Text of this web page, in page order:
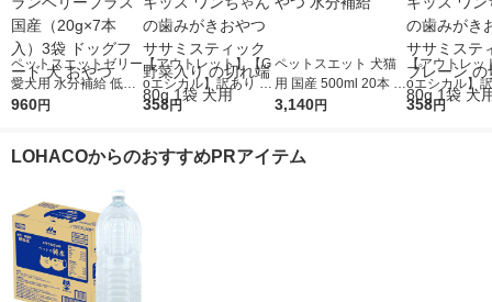
ペットスエットゼリー
愛犬用 水分補給 低カ
ロリー クランベリー
ド 犬 おやつ
960円
【アウトレット】【G
oエシカル】訳あり ペ
ットキッス ワンちゃ
菜入り の切れ端 80g
358円
ペットスエット 犬猫
用 国産 500ml 20本 犬
用 猫用 おやつ 水分補
3,140円
【アウトレッ
oエシカル】
ットキッス ワ
358円
LOHACOからのおすすめPRアイテム